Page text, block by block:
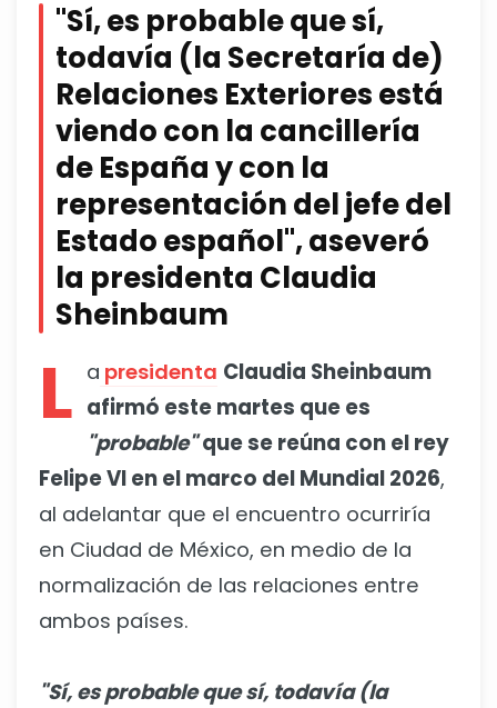
"Sí, es probable que sí,
todavía (la Secretaría de)
Relaciones Exteriores está
viendo con la cancillería
de España y con la
representación del jefe del
Estado español", aseveró
la presidenta Claudia
Sheinbaum
L a presidenta Claudia Sheinbaum
afirmó este martes que es
"probable"que se reúna con el rey
Felipe VI en el marco del Mundial 2026,
al adelantar que el encuentro ocurriría
en Ciudad de México, en medio de la
normalización de las relaciones entre
ambos países.
"Sí, es probable que sí, todavía (la